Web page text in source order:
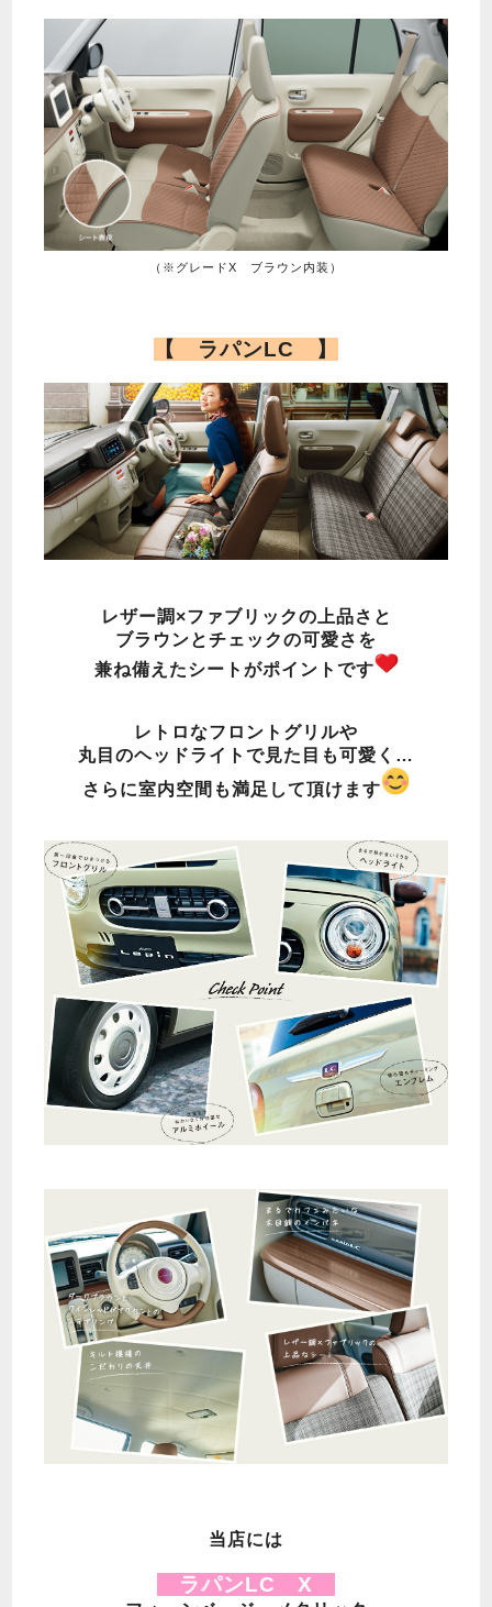
（※グレードX ブラウン内装）
【 ラパンLC 】
レザー調×ファブリックの 上品さと
ブラウンとチェックの可愛さを
兼ね備えたシートがポイントです
レトロなフロントグリルや
丸目のヘッドライトで見た目も可愛く…
さらに室内空間も満足して頂けます
当店には
ラパンLC X